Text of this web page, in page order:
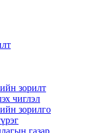
зорилт
чиглэл
зорилго
газар